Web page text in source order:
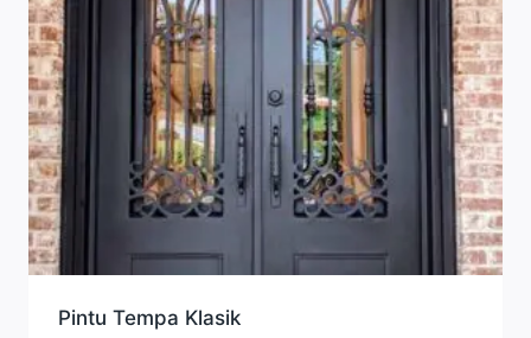
Pintu Tempa Klasik